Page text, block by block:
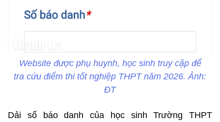
Website được phụ huynh, học sinh truy cập để
tra cứu điểm thi tốt nghiệp THPT năm 2026. Ảnh:
ĐT
Dải số báo danh của học sinh Trường THPT